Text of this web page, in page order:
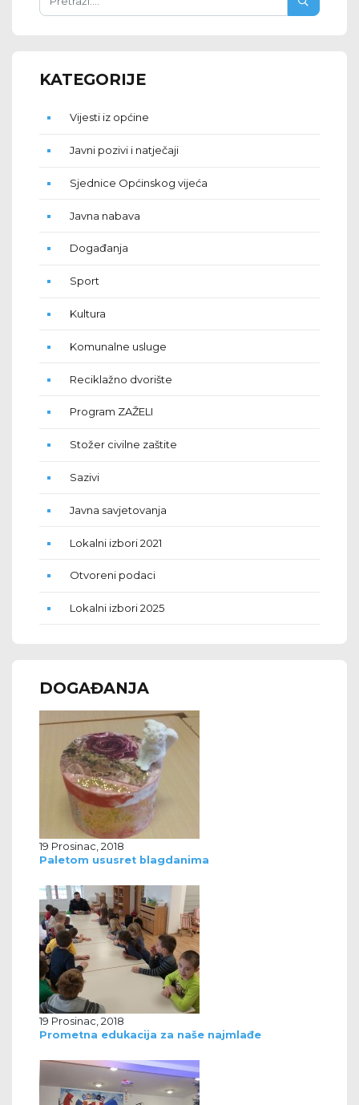
KATEGORIJE
Vijesti iz općine
Javni pozivi i natječaji
Sjednice Općinskog vijeća
Javna nabava
Događanja
Sport
Kultura
Komunalne usluge
Reciklažno dvorište
Program ZAŽELI
Stožer civilne zaštite
Sazivi
Javna savjetovanja
Lokalni izbori 2021
Otvoreni podaci
Lokalni izbori 2025
DOGAĐANJA
19 Prosinac, 2018
Paletom ususret blagdanima
19 Prosinac, 2018
Prometna edukacija za naše najmlađe